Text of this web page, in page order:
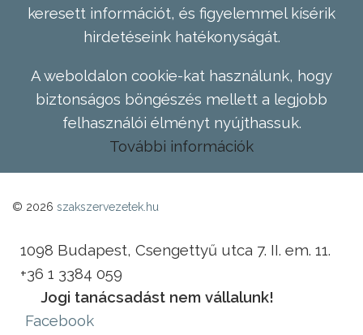
keresett információt, és figyelemmel kísérik
hirdetéseink hatékonyságát.
A weboldalon cookie-kat használunk, hogy
biztonságos böngészés mellett a legjobb
felhasználói élményt nyújthassuk.
További információk
© 2026 szakszervezetek.hu
1098 Budapest, Csengettyű utca 7. II. em. 11.
+36 1 3384 059
Jogi tanácsadást nem vállalunk!
Facebook